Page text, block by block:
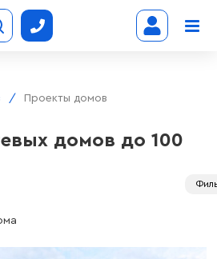
Проекты домов
домов до 100